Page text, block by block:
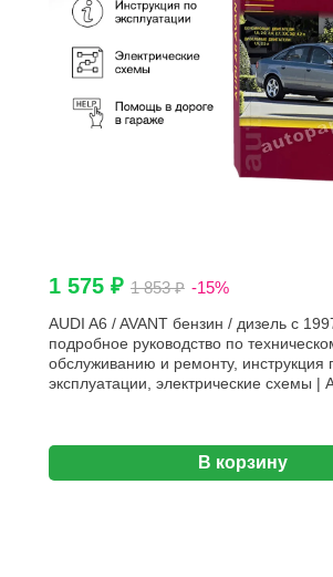
1 575 ₽ 1 853 ₽ -15%
AUDI A6 / AVANT бензин / дизель с
подробное руководство по
обслуживанию и ремонту, инструкция
эксплуатации, электрические схемы |
В корзину